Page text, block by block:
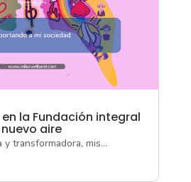
la Fundación integral
nuevo aire
y transformadora, mis...